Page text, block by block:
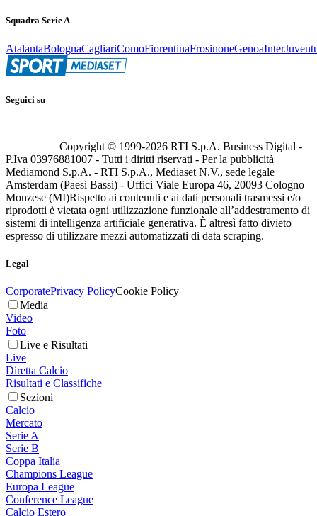
Squadra Serie A
AtalantaBolognaCagliariComoFiorentinaFrosinoneGenoaInter
Seguici su
Copyright © 1999-2026 RTI S.p.A. Business Digital -
P.Iva 03976881007 - Tutti i diritti riservati - Per la pubblicità
Mediamond S.p.A. - RTI S.p.A., Mediaset N.V., sede legale
Amsterdam (Paesi Bassi) - Uffici Viale Europa 46, 20093 Cologno
Monzese (MI)Rispetto ai contenuti e ai dati personali trasmessi e/o
riprodotti è vietata ogni utilizzazione funzionale all’addestramento di
sistemi di intelligenza artificiale generativa. È altresì fatto divieto
espresso di utilizzare mezzi automatizzati di data scraping.
Legal
CorporatePrivacy PolicyCookie Policy
Media
Video
Foto
Live e Risultati
Live
Diretta Calcio
Risultati e Classifiche
Sezioni
Calcio
Mercato
Serie A
Serie B
Coppa Italia
Champions League
Europa League
Conference League
Calcio Estero